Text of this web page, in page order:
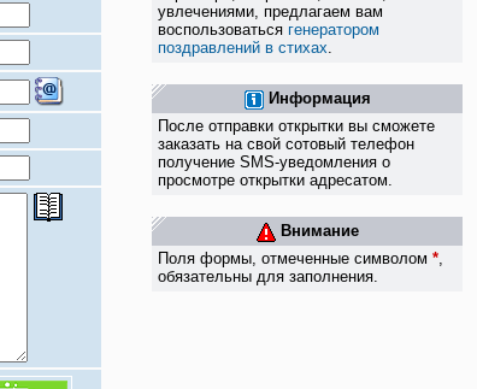
увлечениями, предлагаем вам
воспользоваться генератором
поздравлений в стихах.
Информация
После отправки открытки вы сможете
заказать на свой сотовый телефон
получение SMS-уведомления о
просмотре открытки адресатом.
Внимание
Поля формы, отмеченные символом*,
обязательны для заполнения.